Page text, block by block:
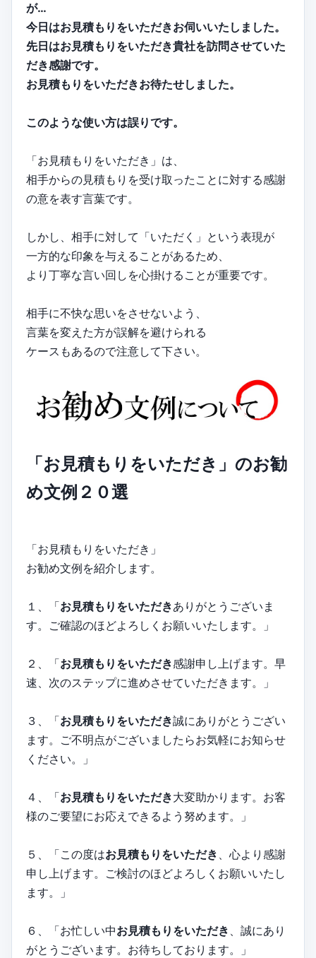
が…
今日はお見積もりをいただきお伺いいたしました。
先日はお見積もりをいただき貴社を訪問させていた
だき感謝です。
お見積もりをいただきお待たせしました。
このような使い方は誤りです。
「お見積もりをいただき」は、
相手からの見積もりを受け取ったことに対する感謝
の意を表す言葉です。
しかし、相手に対して「いただく」という表現が
一方的な印象を与えることがあるため、
より丁寧な言い回しを心掛けることが重要です。
相手に不快な思いをさせないよう、
言葉を変えた方が誤解を避けられる
ケースもあるので注意して下さい。
「お見積もりをいただき」のお勧
め文例２０選
「お見積もりをいただき」
お勧め文例を紹介します。
１、「お見積もりをいただきありがとうございま
す。ご確認のほどよろしくお願いいたします。」
２、「お見積もりをいただき感謝申し上げます。早
速、次のステップに進めさせていただきます。」
３、「お見積もりをいただき誠にありがとうござい
ます。ご不明点がございましたらお気軽にお知らせ
ください。」
４、「お見積もりをいただき大変助かります。お客
様のご要望にお応えできるよう努めます。」
５、「この度はお見積もりをいただき 、心より感謝
申し上げます。ご検討のほどよろしくお願いいたし
ます。」
６、「お忙しい中お見積もりをいただき 、誠にあり
がとうございます。お待ちしております。」